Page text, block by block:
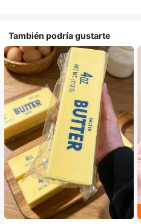
También podría gustarte